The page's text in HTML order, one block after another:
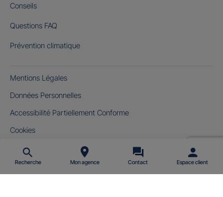
Recherche Mon agence Contact Espace client
Conseils
Questions FAQ
Prévention climatique
Mentions Légales
Données Personnelles
Accessibilité Partiellement Conforme
Cookies
Gérer mes cookies